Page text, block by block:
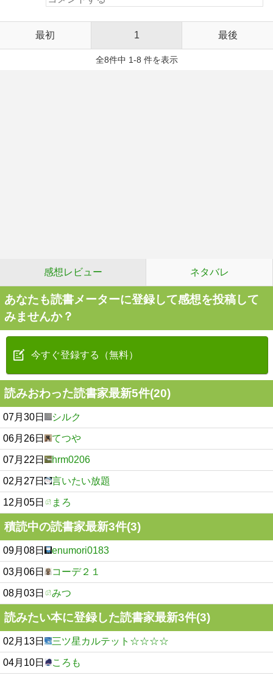
最初 1 最後
全8件中 1-8 件を表示
感想レビュー ネタバレ
あなたも読書メーターに登録して感想を投稿して
みませんか？
今すぐ登録する（無料）
読みおわった読書家最新5件(20)
07月30日 シルク
06月26日 てつや
07月22日 hrm0206
02月27日 言いたい放題
12月05日 まろ
積読中の読書家最新3件(3)
09月08日 enumori0183
03月06日 コーデ２１
08月03日 みつ
読みたい本に登録した読書家最新3件(3)
02月13日 三ツ星カルテット☆☆☆☆
04月10日 ころも